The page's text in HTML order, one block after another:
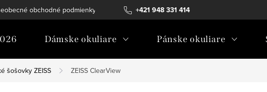
+421 948 331 414
obchodné podmienky Ochrana osobných údajov
Dámske okuliare Pánske okuliare
šošovky ZEISS ZEISS ClearView